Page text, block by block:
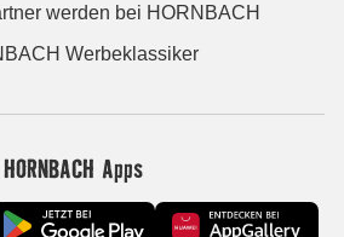
werden bei HORNBACH
Werbeklassiker
HORNBACH Apps